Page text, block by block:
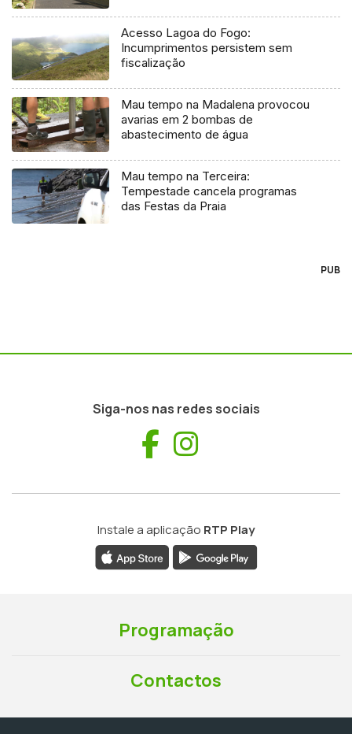
Acesso Lagoa do Fogo:
Incumprimentos persistem sem
fiscalização
Mau tempo na Madalena provocou
avarias em 2 bombas de
abastecimento de água
Mau tempo na Terceira:
Tempestade cancela programas
das Festas da Praia
PUB
Siga-nos nas redes sociais
Facebook
Instale a aplicação RTP Play
Programação
Contactos